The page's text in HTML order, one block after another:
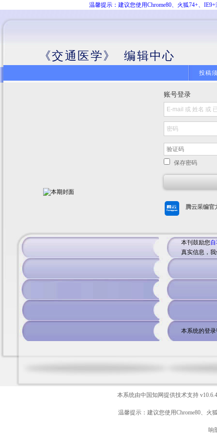
温馨提示：建议您使用Chrome80、火狐74+、
《交通医学》 编辑中心
投稿
账号登录
保存密码
腾云采编官
本刊鼓励您
真实信息，
本系统的登
本系统由中国知网提供技术支持
温馨提示：建议您使用Chrome80、火
响